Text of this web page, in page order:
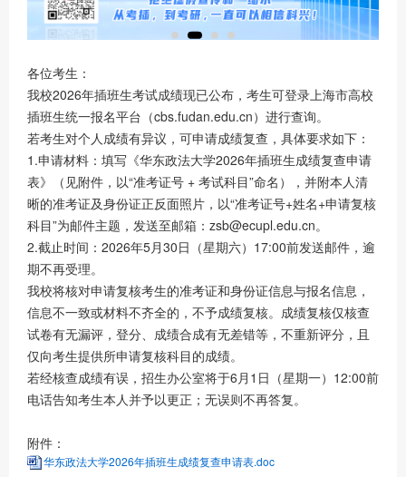
各位考生：
我校2026年插班生考试成绩现已公布，考生可登录上海市高校
插班生统一报名平台（cbs.fudan.edu.cn）进行查询。
若考生对个人成绩有异议，可申请成绩复查，具体要求如下：
1.申请材料：填写《华东政法大学2026年插班生成绩复查申请
表》（见附件，以“准考证号 + 考试科目”命名），并附本人清
晰的准考证及身份证正反面照片，以“准考证号+姓名+申请复核
科目”为邮件主题，发送至邮箱：zsb@ecupl.edu.cn。
2.截止时间：2026年5月30日（星期六）17:00前发送邮件，逾
期不再受理。
我校将核对申请复核考生的准考证和身份证信息与报名信息，
信息不一致或材料不齐全的，不予成绩复核。成绩复核仅核查
试卷有无漏评，登分、成绩合成有无差错等，不重新评分，且
仅向考生提供所申请复核科目的成绩。
若经核查成绩有误，招生办公室将于6月1日（星期一）12:00前
电话告知考生本人并予以更正；无误则不再答复。
附件：
华东政法大学2026年插班生成绩复查申请表.doc